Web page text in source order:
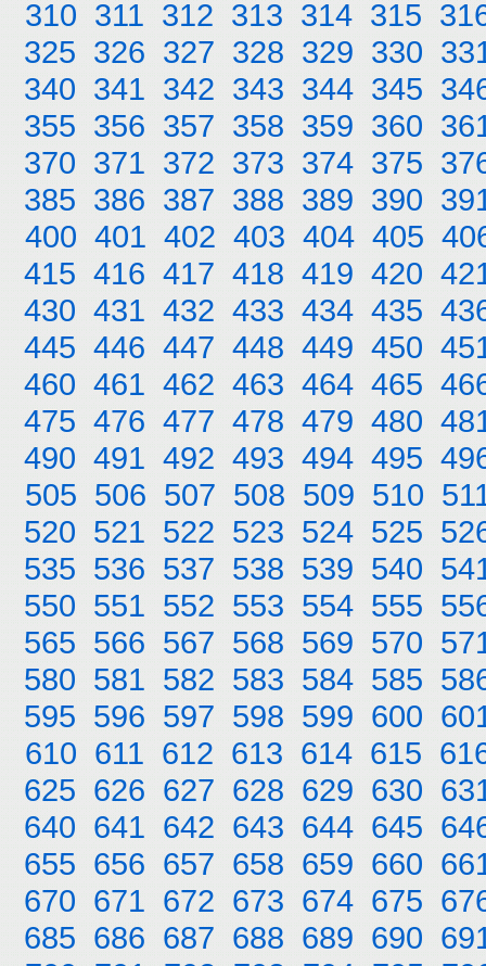
310 311 312 313 314 315
325 326 327 328 329 330
340 341 342 343 344 345
355 356 357 358 359 360
370 371 372 373 374 375
385 386 387 388 389 390
400 401 402 403 404 405
415 416 417 418 419 420
430 431 432 433 434 435
445 446 447 448 449 450
460 461 462 463 464 465
475 476 477 478 479 480
490 491 492 493 494 495
505 506 507 508 509 510
520 521 522 523 524 525
535 536 537 538 539 540
550 551 552 553 554 555
565 566 567 568 569 570
580 581 582 583 584 585
595 596 597 598 599 600
610 611 612 613 614 615
625 626 627 628 629 630
640 641 642 643 644 645
655 656 657 658 659 660
670 671 672 673 674 675
685 686 687 688 689 690